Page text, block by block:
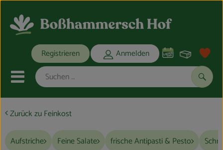
Registrieren Anmelden
Mobiles Menu öffnen oder
Bio-Kochkisten
Zurück zu Feinkost
Aufstriche Feine Salate frische Antipasti & Pesto